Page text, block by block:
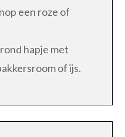
een roze of
hapje met
of ijs.